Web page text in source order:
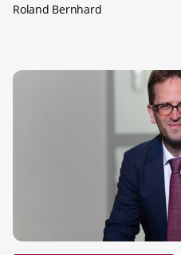
Roland Bernhard